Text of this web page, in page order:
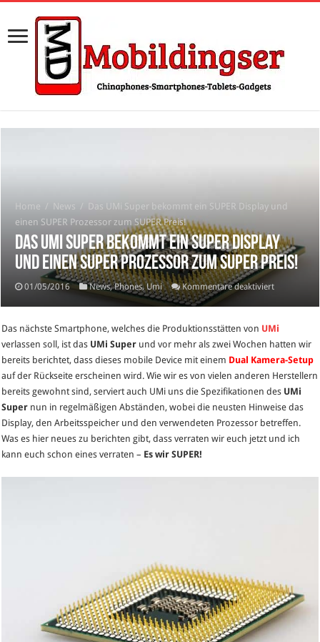
Home / News /
Das UMi Super bekommt ein SUPER Display und
einen SUPER Prozessor zum SUPER Preis!
Das UMi Super bekommt ein SUPER Display
und einen SUPER Prozessor zum SUPER Preis!
01/05/2016 News,Phones,Umi Kommentare deaktiviertfür
Super
bekommt
ein
SUPER
Display
und
einen
SUPER
zum
Das nächste Smartphone, welches die Produktionsstätten von UMi
verlassen soll, ist das UMi Super und vor mehr als zwei Wochen hatten wir
bereits berichtet, dass dieses mobile Device mit einem Dual Kamera-Setup
auf der Rückseite erscheinen wird. Wie wir es von vielen anderen Herstellern
bereits gewohnt sind, serviert auch UMi uns die Spezifikationen des UMi
Super nun in regelmäßigen Abständen, wobei die neusten Hinweise das
Display, den Arbeitsspeicher und den verwendeten Prozessor betreffen.
Was es hier neues zu berichten gibt, dass verraten wir euch jetzt und ich
kann euch schon eines verraten – Es wir SUPER!